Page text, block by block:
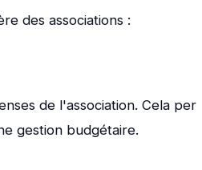
des associations :
de l'association. Cela per
gestion budgétaire.